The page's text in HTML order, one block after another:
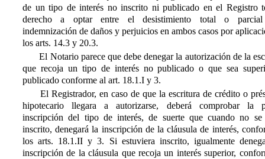
de un tipo de interés no inscrito ni publicado en el Registro
derecho a optar entre el desistimiento total o
indemnización de daños y perjuicios en ambos casos por
los arts. 14.3 y 20.3.
El Notario parece que debe denegar la autorización de la
que recoja un tipo de interés no publicado o que sea
publicado conforme al art. 18.1.I y 3.
El Registrador, en caso de que la escritura de crédito o
hipotecario llegara a autorizarse, deberá comprobar la
inscripción del tipo de interés, de suerte que cuando no se
inscrito, denegará la inscripción de la cláusula de interés,
los arts. 18.1.II y 3. Si estuviera inscrito, igualmente
inscripción de la cláusula que recoja un interés superior,